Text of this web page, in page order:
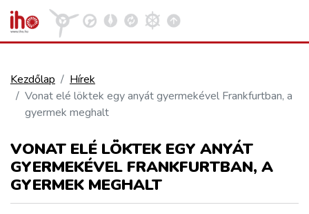
VASÚT
KÖZÚT
REPÜLÉS
Kezdőlap
Hírek
Vonat elé löktek egy anyát gyermekével Frankfurtban, a
gyermek meghalt
VONAT ELÉ LÖKTEK EGY ANYÁT
GYERMEKÉVEL FRANKFURTBAN, A
GYERMEK MEGHALT